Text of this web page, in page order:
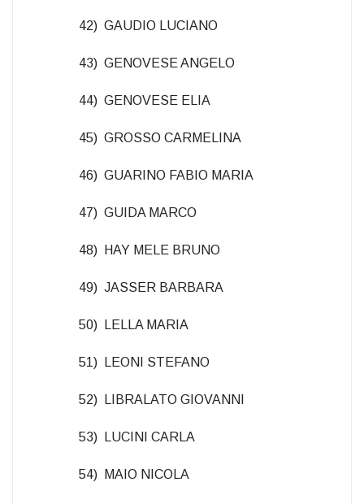
42) GAUDIO LUCIANO
43) GENOVESE ANGELO
44) GENOVESE ELIA
45) GROSSO CARMELINA
46) GUARINO FABIO MARIA
47) GUIDA MARCO
48) HAY MELE BRUNO
49) JASSER BARBARA
50) LELLA MARIA
51) LEONI STEFANO
52) LIBRALATO GIOVANNI
53) LUCINI CARLA
54) MAIO NICOLA